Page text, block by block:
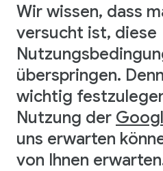
Wir wissen, dass
versucht ist, diese
überspringen.
wichtig
Nutzung der
uns erwarten
von Ihnen